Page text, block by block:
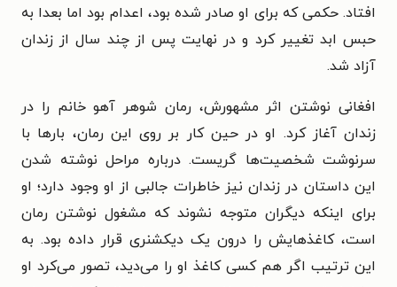
افتاد. حکمی که برای او صادر شده بود، اعدام بود اما بعدا به
حبس ابد تغییر کرد و در نهایت پس از چند سال از زندان
آزاد شد.
افغانی نوشتن اثر مشهورش، رمان شوهر آهو خانم را در
زندان آغاز کرد. او در حین کار بر روی این رمان، بارها با
سرنوشت شخصیت‌ها گریست. درباره مراحل نوشته شدن
این داستان در زندان نیز خاطرات جالبی از او وجود دارد؛ او
برای اینکه دیگران متوجه نشوند که مشغول نوشتن رمان
است، کاغذهایش را درون یک دیکشنری قرار داده بود. به
این ترتیب اگر هم کسی کاغذ او را می‌دید، تصور می‌کرد او